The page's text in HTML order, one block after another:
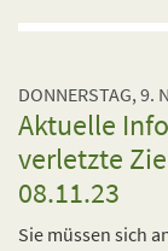
DONNERSTAG, 9.
Aktuelle
verletzte
08.11.23
Sie müssen sich